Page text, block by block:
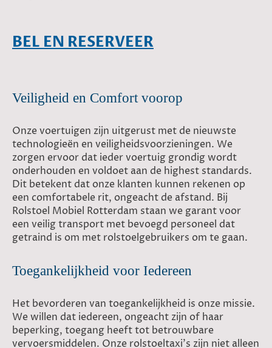
BEL EN RESERVEER
Veiligheid en Comfort voorop
Onze voertuigen zijn uitgerust met de nieuwste
technologieën en veiligheidsvoorzieningen. We
zorgen ervoor dat ieder voertuig grondig wordt
onderhouden en voldoet aan de highest standards.
Dit betekent dat onze klanten kunnen rekenen op
een comfortabele rit, ongeacht de afstand. Bij
Rolstoel Mobiel Rotterdam staan we garant voor
een veilig transport met bevoegd personeel dat
getraind is om met rolstoelgebruikers om te gaan.
Toegankelijkheid voor Iedereen
Het bevorderen van toegankelijkheid is onze missie.
We willen dat iedereen, ongeacht zijn of haar
beperking, toegang heeft tot betrouwbare
vervoersmiddelen. Onze rolstoeltaxi's zijn niet alleen